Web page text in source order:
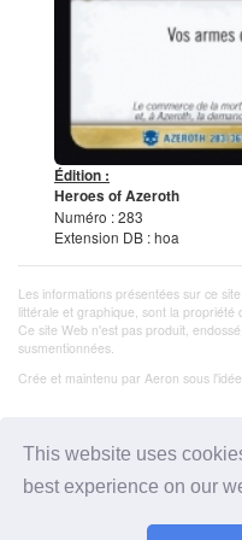
This website uses
best experience on our
Édition :
Heroes of Azeroth
Numéro : 283
Extension DB : hoa
Les informations présentées sur ce
littérale et graphique, sont la propriété
Ce site Web n'est pas produit,
susmentionnées.
Crée et maintenu par Aeron sous